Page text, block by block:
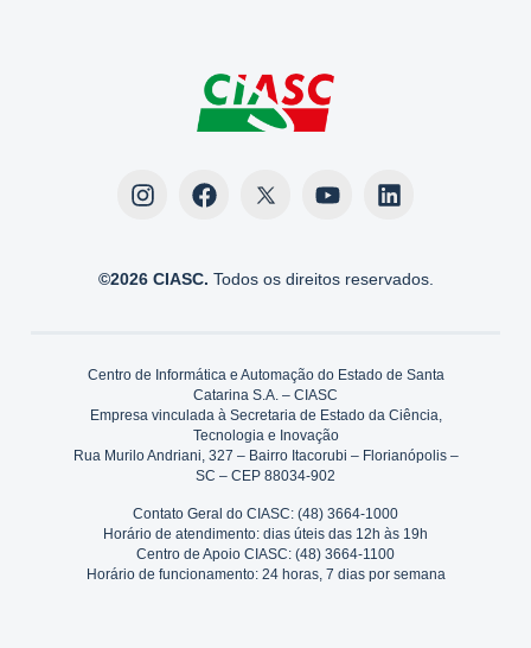
©2026 CIASC. Todos os direitos reservados.
Centro de Informática e Automação do Estado de Santa
Catarina S.A. – CIASC
Empresa vinculada à Secretaria de Estado da Ciência,
Tecnologia e Inovação
Rua Murilo Andriani, 327 – Bairro Itacorubi – Florianópolis –
SC – CEP 88034-902
Contato Geral do CIASC: (48) 3664-1000
Horário de atendimento: dias úteis das 12h às 19h
Centro de Apoio CIASC: (48) 3664-1100
Horário de funcionamento: 24 horas, 7 dias por semana